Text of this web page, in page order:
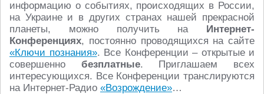
информацию о событиях, происходящих в России,
на Украине и в других странах нашей прекрасной
планеты, можно получить на Интернет-
Конференциях, постоянно проводящихся на сайте
«Ключи познания». Все Конференции – открытые и
совершенно безплатные. Приглашаем всех
интересующихся. Все Конференции транслируются
на Интернет-Радио «Возрождение»…